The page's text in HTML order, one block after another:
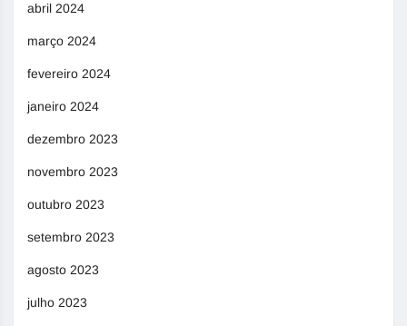
abril 2024
março 2024
fevereiro 2024
janeiro 2024
dezembro 2023
novembro 2023
outubro 2023
setembro 2023
agosto 2023
julho 2023